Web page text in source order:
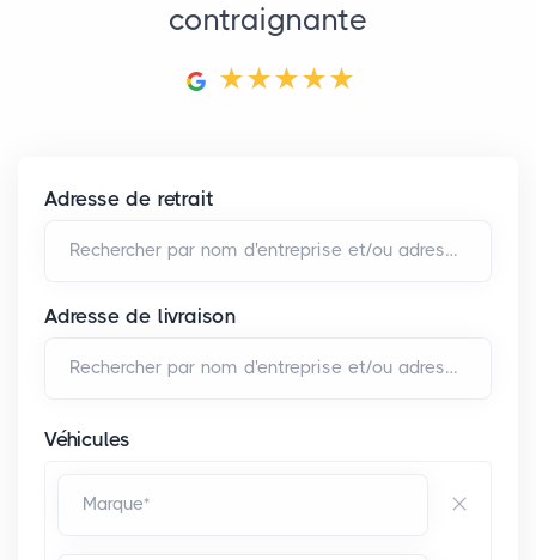
contraignante
Adresse de retrait
Rechercher par nom d'entreprise et/ou adresse*
Adresse de livraison
Rechercher par nom d'entreprise et/ou adresse*
Véhicules
Marque*